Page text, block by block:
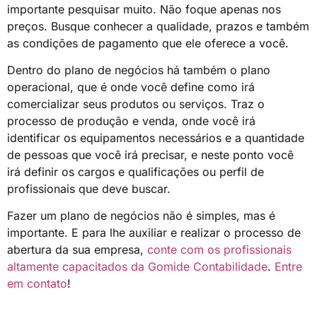
importante pesquisar muito. Não foque apenas nos
preços. Busque conhecer a qualidade, prazos e também
as condições de pagamento que ele oferece a você.
Dentro do plano de negócios há também o plano
operacional, que é onde você define como irá
comercializar seus produtos ou serviços. Traz o
processo de produção e venda, onde você irá
identificar os equipamentos necessários e a quantidade
de pessoas que você irá precisar, e neste ponto você
irá definir os cargos e qualificações ou perfil de
profissionais que deve buscar.
Fazer um plano de negócios não é simples, mas é
importante. E para lhe auxiliar e realizar o processo de
abertura da sua empresa, conte com os profissionais
altamente capacitados da Gomide Contabilidade. Entre
em contato!